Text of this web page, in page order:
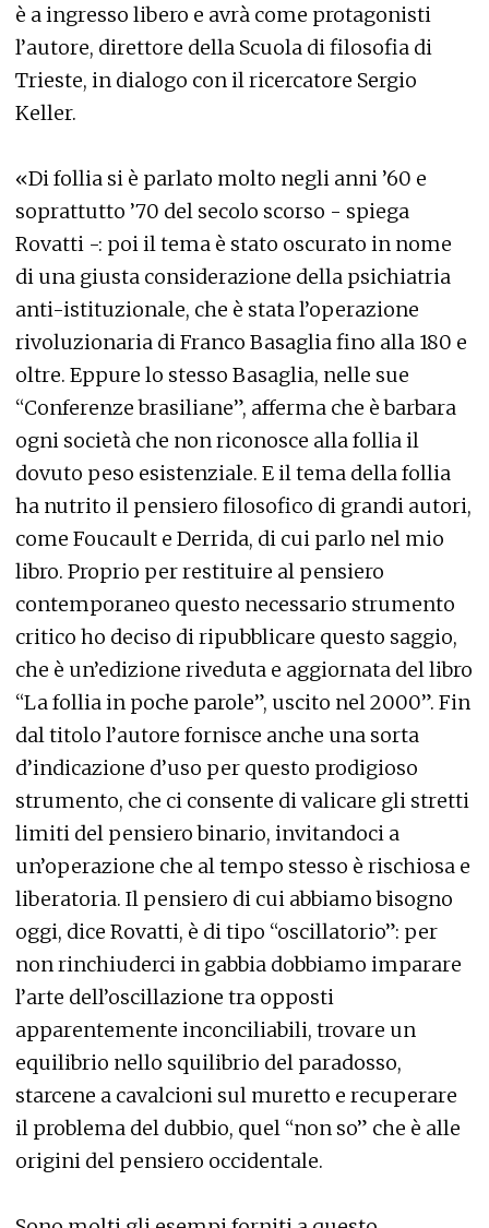
è a ingresso libero e avrà come protagonisti
l’autore, direttore della Scuola di filosofia di
Trieste, in dialogo con il ricercatore Sergio
Keller.
«Di follia si è parlato molto negli anni ’60 e
soprattutto ’70 del secolo scorso - spiega
Rovatti -: poi il tema è stato oscurato in nome
di una giusta considerazione della psichiatria
anti-istituzionale, che è stata l’operazione
rivoluzionaria di Franco Basaglia fino alla 180 e
oltre. Eppure lo stesso Basaglia, nelle sue
“Conferenze brasiliane”, afferma che è barbara
ogni società che non riconosce alla follia il
dovuto peso esistenziale. E il tema della follia
ha nutrito il pensiero filosofico di grandi autori,
come Foucault e Derrida, di cui parlo nel mio
libro. Proprio per restituire al pensiero
contemporaneo questo necessario strumento
critico ho deciso di ripubblicare questo saggio,
che è un’edizione riveduta e aggiornata del libro
“La follia in poche parole”, uscito nel 2000”. Fin
dal titolo l’autore fornisce anche una sorta
d’indicazione d’uso per questo prodigioso
strumento, che ci consente di valicare gli stretti
limiti del pensiero binario, invitandoci a
un’operazione che al tempo stesso è rischiosa e
liberatoria. Il pensiero di cui abbiamo bisogno
oggi, dice Rovatti, è di tipo “oscillatorio”: per
non rinchiuderci in gabbia dobbiamo imparare
l’arte dell’oscillazione tra opposti
apparentemente inconciliabili, trovare un
equilibrio nello squilibrio del paradosso,
starcene a cavalcioni sul muretto e recuperare
il problema del dubbio, quel “non so” che è alle
origini del pensiero occidentale.